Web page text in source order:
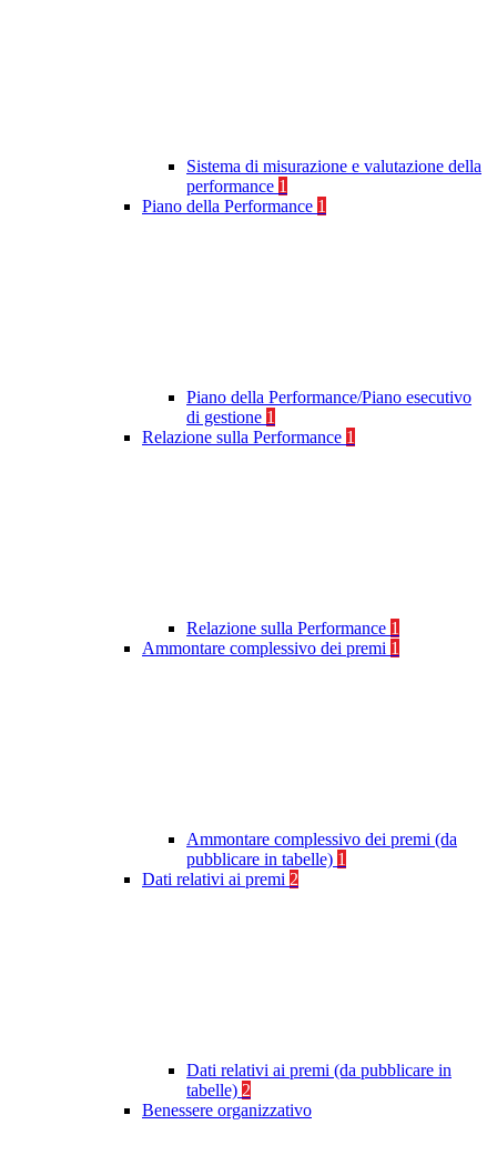
Sistema di misurazione e valutazione della
performance 1
Piano della Performance 1
Piano della Performance/Piano esecutivo
di gestione 1
Relazione sulla Performance 1
Relazione sulla Performance 1
Ammontare complessivo dei premi 1
Ammontare complessivo dei premi (da
pubblicare in tabelle) 1
Dati relativi ai premi 2
Dati relativi ai premi (da pubblicare in
tabelle) 2
Benessere organizzativo